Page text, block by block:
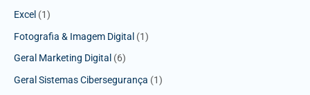
Excel (1)
Fotografia & Imagem Digital (1)
Geral Marketing Digital (6)
Geral Sistemas Cibersegurança (1)